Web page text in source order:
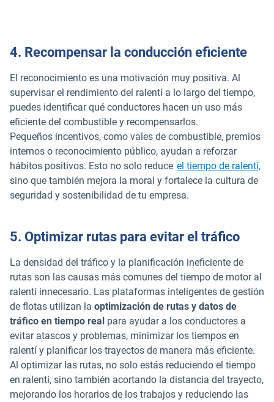
4. Recompensar la conducción eficiente
El reconocimiento es una motivación muy positiva. Al
supervisar el rendimiento del ralentí a lo largo del tiempo,
puedes identificar qué conductores hacen un uso más
eficiente del combustible y recompensarlos.
Pequeños incentivos, como vales de combustible, premios
internos o reconocimiento público, ayudan a reforzar
hábitos positivos. Esto no solo reduce el tiempo de ralentí,
sino que también mejora la moral y fortalece la cultura de
seguridad y sostenibilidad de tu empresa.
5. Optimizar rutas para evitar el tráfico
La densidad del tráfico y la planificación ineficiente de
rutas son las causas más comunes del tiempo de motor al
ralentí innecesario. Las plataformas inteligentes de gestión
de flotas utilizan la optimización de rutas y datos de
tráfico en tiempo real para ayudar a los conductores a
evitar atascos y problemas, minimizar los tiempos en
ralentí y planificar los trayectos de manera más eficiente.
Al optimizar las rutas, no solo estás reduciendo el tiempo
en ralentí, sino también acortando la distancia del trayecto,
mejorando los horarios de los trabajos y reduciendo las